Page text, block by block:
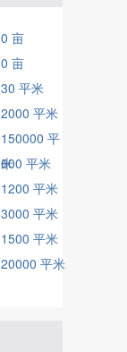
0 亩
0 亩
30 平米
2000 平米
150000 平
米
600 平米
1200 平米
3000 平米
1500 平米
20000 平米